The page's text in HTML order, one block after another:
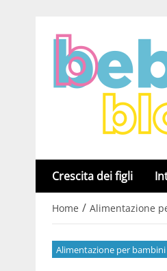
Crescita dei figli
Home / Alimentazione
Alimentazione per bambini